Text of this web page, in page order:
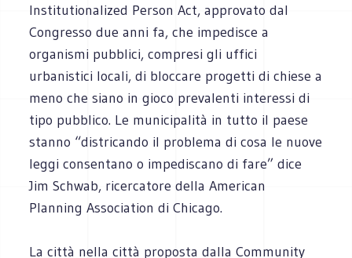
Institutionalized Person Act, approvato dal
Congresso due anni fa, che impedisce a
organismi pubblici, compresi gli uffici
urbanistici locali, di bloccare progetti di chiese a
meno che siano in gioco prevalenti interessi di
tipo pubblico. Le municipalità in tutto il paese
stanno “districando il problema di cosa le nuove
leggi consentano o impediscano di fare” dice
Jim Schwab, ricercatore della American
Planning Association di Chicago.
La città nella città proposta dalla Community